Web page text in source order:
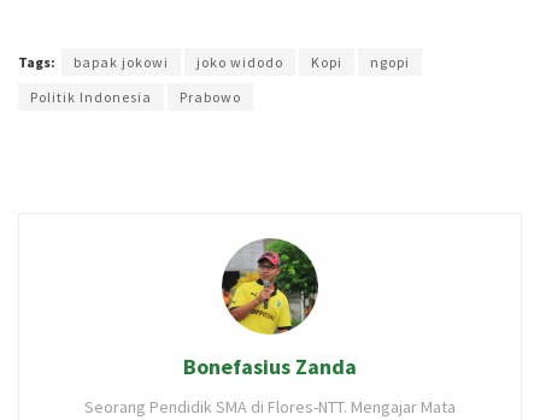
Tags: bapak jokowi joko widodo Kopi
ngopi
Politik Indonesia
Prabowo
Bonefasius Zanda
Seorang Pendidik SMA di Flores-NTT. Mengajar Mata